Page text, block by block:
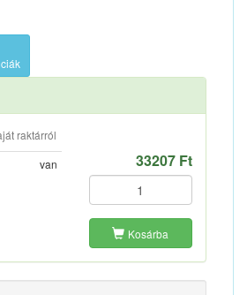
raktárról
van 33207 Ft
Kosárba